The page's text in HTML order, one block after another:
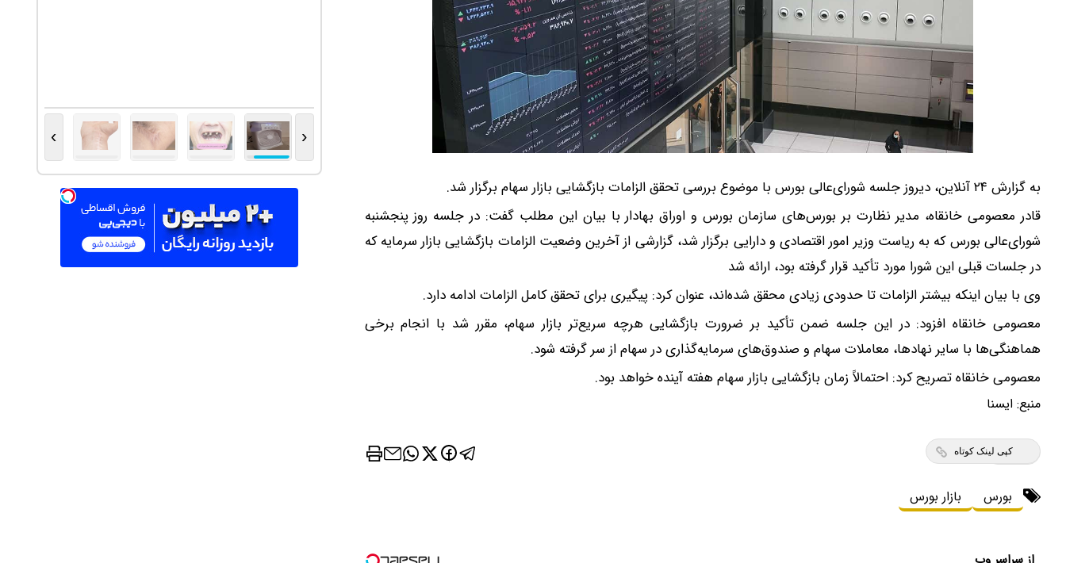
به گزارش ۲۴ آنلاین، دیروز جلسه شورای‌عالی بورس با موضوع بررسی تحقق الزامات بازگشایی بازار سهام برگزار شد.
قادر معصومی خانقاه، مدیر نظارت بر بورس‌های سازمان بورس و اوراق بهادار با بیان این مطلب گفت: در جلسه روز پنجشنبه
شورای‌عالی بورس که به ریاست وزیر امور اقتصادی و دارایی برگزار شد، گزارشی از آخرین وضعیت الزامات بازگشایی بازار سرمایه که
در جلسات قبلی این شورا مورد تأکید قرار گرفته بود، ارائه شد
وی با بیان اینکه بیشتر الزامات تا حدودی زیادی محقق شده‌اند، عنوان کرد: پیگیری برای تحقق کامل الزامات ادامه دارد.
معصومی خانقاه افزود: در این‌ جلسه ضمن تأکید بر ضرورت بازگشایی هرچه سریع‌تر بازار سهام، مقرر شد با انجام برخی
هماهنگی‌ها با سایر نهادها، معاملات سهام و صندوق‌های سرمایه‌گذاری در سهام از سر گرفته شود.
معصومی خانقاه تصریح کرد: احتمالاً زمان بازگشایی بازار سهام هفته آینده خواهد بود.
منبع: ایسنا
کپی لینک کوتاه
بورس بازار بورس
‹
›